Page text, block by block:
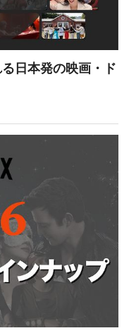
日本発の映画・ド